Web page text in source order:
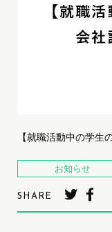
【就職活動中の学生
お知らせ
SHARE